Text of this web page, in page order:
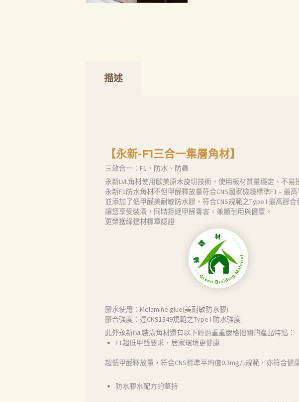
描述
【永新-F1三合一集層角材】
三效合一：F1、防水、防蟲
永新LVL角材使用歐美原木旋切技術，使用板材質量穩定、不
永新F1防水角材不但甲醛釋放量符合CNS國家檢驗標準F1 – 最高
並添加了低甲醛美耐敏防水膠，符合CNS規範之Type I 最高膠合
讓您享受裝潢，同時拒絕甲醛毒害，兼顧耐用與健康。
更榮獲綠建材標章認證
膠水使用：Melamine glue(美耐敏防水膠)
膠合強度：達CNS1349規範之Type I 防水強度
此外永新LVL裝潢角材還有以下經過重重嚴格把關的產品特點：
F1超低甲醛要求，居家環境更健康
超低甲醛釋放量，符合CNS標準平均值0.3mg/L規範，亦符合健
防水膠水配方的堅持